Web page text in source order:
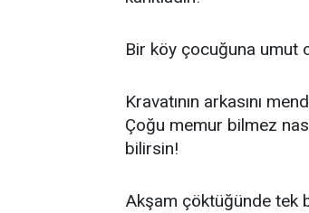
Bir köy çocuğuna umut
Kravatının arkasını
Çoğu memur bilmez
bilirsin!
Akşam çöktüğünde tek